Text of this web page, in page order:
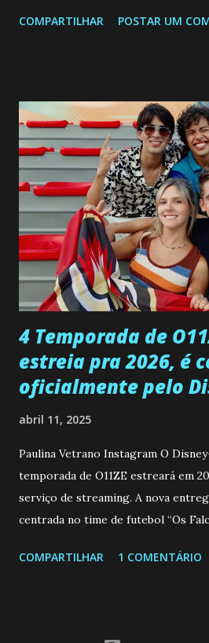
a Programação Semanal do SBT
confessa a Gabriel que ele
pessoa que ela tanto desejou
entra no quarto de Gabriel e
encontro deles, quando conseguir
Paula sobre a suposta infidelidade
Rogerio consegue se livrar de
desaparecimento de Francisco,
ter sido vítima da fúria de Gabriel.
que a clínica inseminou por
...
COMPARTILHAR POSTAR UM
4 Temporada de
estreia pra 2026, é
oficialmente pelo
abril 11, 2025
Paulina Vetrano Instagram O
temporada de O11ZE estreará em
serviço de streaming. A nova
centrada no time de futebol “Os
Brum (Dedé), que voltam a
COMPARTILHAR 1 COMENTÁRIO